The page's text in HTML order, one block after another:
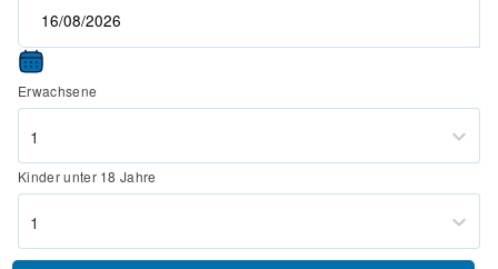
Erwachsene
1
Kinder unter 18 Jahre
1